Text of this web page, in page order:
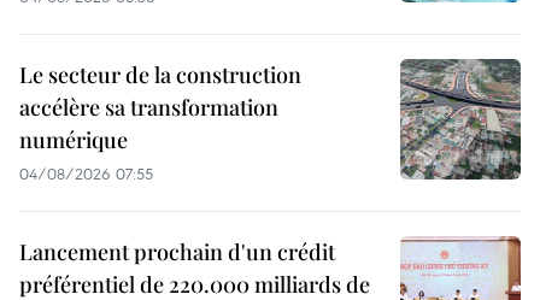
Le secteur de la construction
accélère sa transformation
numérique
04/08/2026 07:55
Lancement prochain d'un crédit
préférentiel de 220.000 milliards de